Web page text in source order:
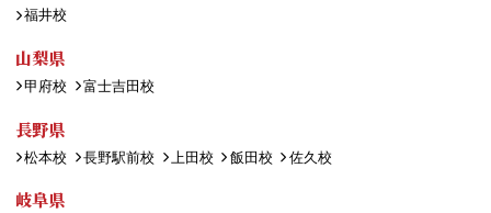
福井校
山梨県
甲府校 富士吉田校
長野県
松本校 長野駅前校 上田校 飯田校 佐久校
岐阜県